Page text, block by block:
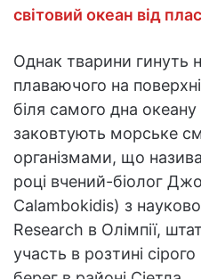
світовий океан від
Однак тварини гинуть
плаваючого на
біля самого дна
заковтують морське
організмами, що
році вчений-біолог
Calambokidis) з
Research в Олімпії,
участь в розтині